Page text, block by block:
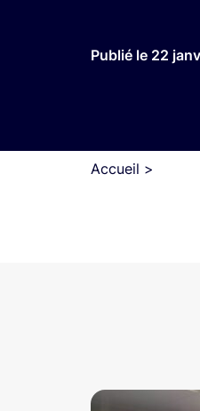
Publié le 22
Accueil >